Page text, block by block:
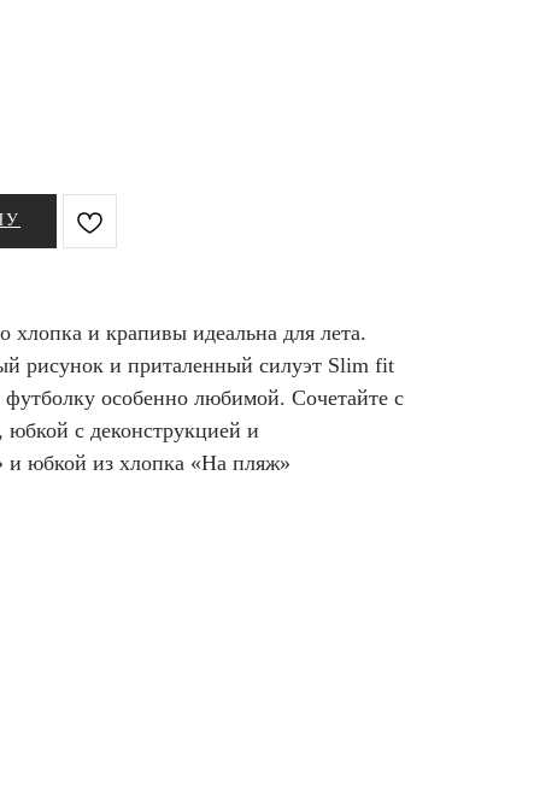
хлопка и крапивы идеальна для лета.
рисунок и приталенный силуэт Slim fit
футболку особенно любимой. Сочетайте с
с деконструкцией и
и юбкой из хлопка «На пляж»